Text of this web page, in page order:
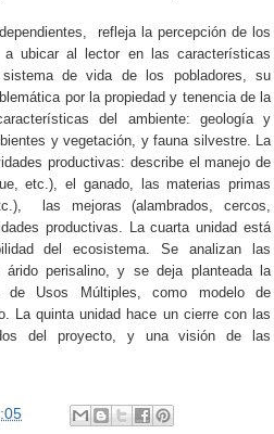
refleja la percepción de los
ubicar al lector en las características
de vida de los pobladores, su
por la propiedad y tenencia de la
del ambiente: geología y
y vegetación, y fauna silvestre. La
productivas: describe el manejo de
etc.), el ganado, las materias primas
las mejoras (alambrados, cercos,
productivas. La cuarta unidad está
del ecosistema. Se analizan las
perisalino, y se deja planteada la
de Usos Múltiples, como modelo de
La quinta unidad hace un cierre con las
del proyecto, y una visión de las